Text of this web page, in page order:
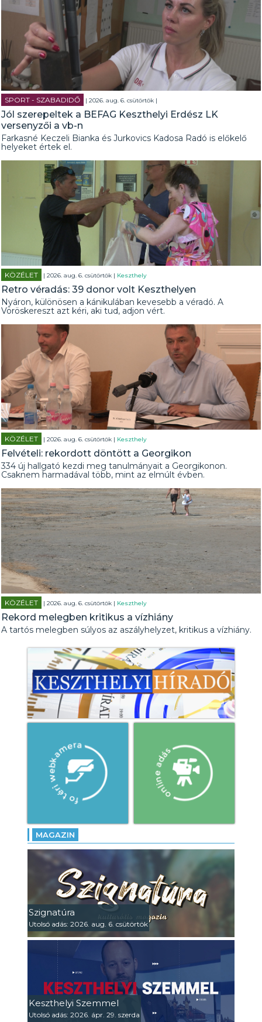
SPORT - SZABADIDŐ | 2026. aug. 6. csütörtök |
Jól szerepeltek a BEFAG Keszthelyi Erdész LK
versenyzői a vb-n
Farkasné Keczeli Bianka és Jurkovics Kadosa Radó is előkelő
helyeket értek el.
KÖZÉLET | 2026. aug. 6. csütörtök | Keszthely
Retro véradás: 39 donor volt Keszthelyen
Nyáron, különösen a kánikulában kevesebb a véradó. A
Vöröskereszt azt kéri, aki tud, adjon vért.
KÖZÉLET | 2026. aug. 6. csütörtök | Keszthely
Felvételi: rekordott döntött a Georgikon
334 új hallgató kezdi meg tanulmányait a Georgikonon.
Csaknem harmadával több, mint az elmúlt évben.
KÖZÉLET | 2026. aug. 6. csütörtök | Keszthely
Rekord melegben kritikus a vízhiány
A tartós melegben súlyos az aszályhelyzet, kritikus a vízhiány.
MAGAZIN
Szignatúra
Utolsó adás: 2026. aug. 6. csütörtök
Keszthelyi Szemmel
Utolsó adás: 2026. ápr. 29. szerda